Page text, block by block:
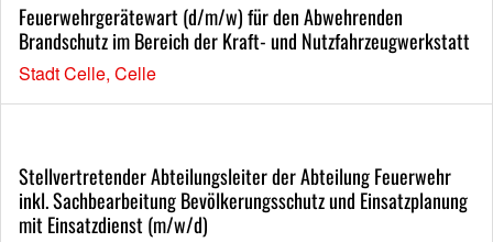
Feuerwehrgerätewart (d/m/w) für den Abwehrenden
Brandschutz im Bereich der Kraft- und Nutzfahrzeugwerkstatt
Stadt Celle, Celle
Stellvertretender Abteilungsleiter der Abteilung Feuerwehr
inkl. Sachbearbeitung Bevölkerungsschutz und Einsatzplanung
mit Einsatzdienst (m/w/d)